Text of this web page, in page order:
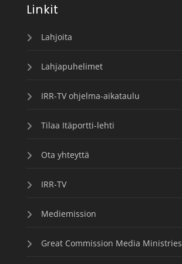
Linkit
Lahjoita
Lahjapuhelimet
IRR-TV ohjelma-aikataulu
Tilaa Itäportti-lehti
Ota yhteyttä
IRR-TV
Mediemission
Great Commission Media Ministries